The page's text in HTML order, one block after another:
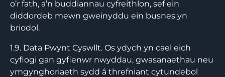
o’r fath, a’n buddiannau cyfreithlon, sef ein
diddordeb mewn gweinyddu ein busnes yn
briodol.
1.9. Data Pwynt Cyswllt. Os ydych yn cael eich
cyflogi gan gyflenwr nwyddau, gwasanaethau neu
ymgynghoriaeth sydd â threfniant cytundebol